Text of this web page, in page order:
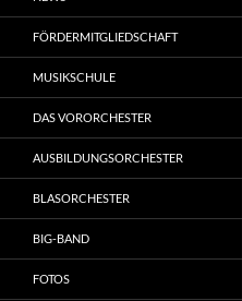
FÖRDERMITGLIEDSCHAFT
MUSIKSCHULE
DAS VORORCHESTER
AUSBILDUNGSORCHESTER
BLASORCHESTER
BIG-BAND
FOTOS